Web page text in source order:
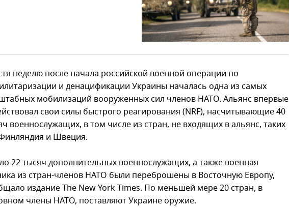
неделю после начала российской военной операции по
и денацификации Украины началась одна из самых
мобилизаций вооруженных сил членов НАТО. Альянс впервые
свои силы быстрого реагирования (NRF), насчитывающие 40
военнослужащих, в том числе из стран, не входящих в альянс, таких
и Швеция.
22 тысяч дополнительных военнослужащих, а также военная
из стран-членов НАТО были переброшены в Восточную Европу,
издание The New York Times. По меньшей мере 20 стран, в
члены НАТО, поставляют Украине оружие.